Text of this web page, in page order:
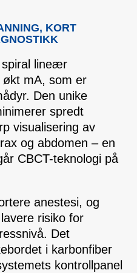
KORT
spiral lineær
økt mA, som er
Den unike
spredt
visualisering av
og abdomen – en
CBCT-teknologi på
anestesi, og
risiko for
Det
i karbonfiber
kontrollpanel